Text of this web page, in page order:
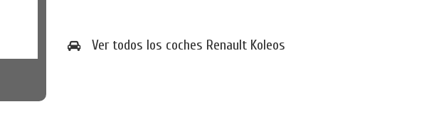
Ver todos los coches Renault Koleos